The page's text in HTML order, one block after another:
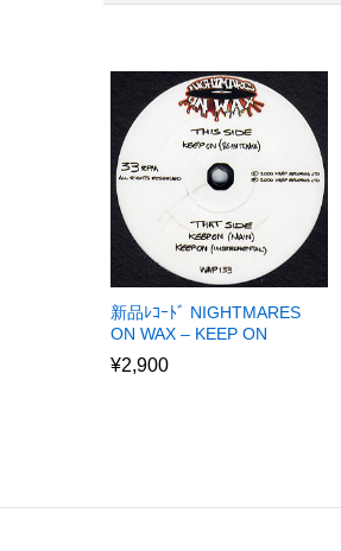
新品ﾚｺｰﾄﾞ NIGHTMARES
ON WAX – KEEP ON
¥2,900